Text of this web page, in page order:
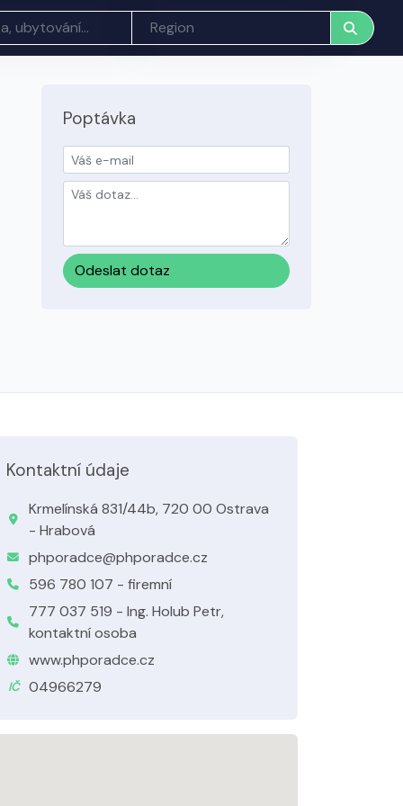
Poptávka
Odeslat dotaz
Kontaktní údaje
Krmelínská 831/44b, 720 00 Ostrava
- Hrabová
phporadce@phporadce.cz
596 780 107 - firemní
777 037 519 - Ing. Holub Petr,
kontaktní osoba
www.phporadce.cz
IČ 04966279